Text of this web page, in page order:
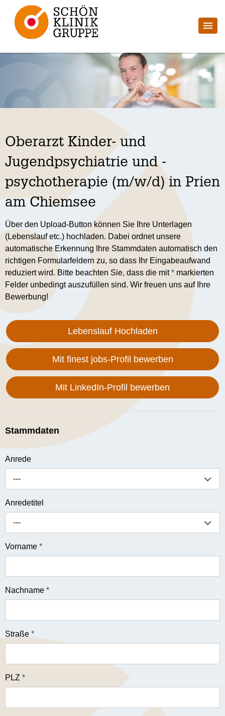
Oberarzt Kinder- und
Jugendpsychiatrie und -
psychotherapie (m/w/d) in Prien
am Chiemsee
Über den Upload-Button können Sie Ihre Unterlagen
(Lebenslauf etc.) hochladen. Dabei ordnet unsere
automatische Erkennung Ihre Stammdaten automatisch den
richtigen Formularfeldern zu, so dass Ihr Eingabeaufwand
reduziert wird. Bitte beachten Sie, dass die mit* markierten
Felder unbedingt auszufüllen sind. Wir freuen uns auf Ihre
Bewerbung!
Lebenslauf Hochladen
Mit finest jobs-Profil bewerben
Mit LinkedIn-Profil bewerben
Stammdaten
Anrede
---
Anredetitel
---
Vorname *
Nachname *
Straße *
PLZ *